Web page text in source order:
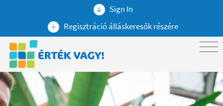
Sign In
Regisztráció álláskeresők részére